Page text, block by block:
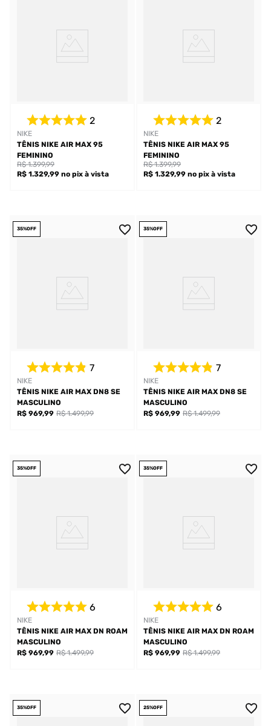
NIKE
2
TÊNIS NIKE AIR MAX 95
FEMININO
R$ 1.329,99 no pix à vista
R$ 1.399,99
NIKE
2
TÊNIS NIKE AIR MAX 95
FEMININO
R$ 1.329,99 no pix à vista
R$ 1.399,99
35%OFF
NIKE
7
TÊNIS NIKE AIR MAX DN8 SE
MASCULINO
R$ 969,99 R$ 1.499,99
35%OFF
NIKE
7
TÊNIS NIKE AIR MAX DN8 SE
MASCULINO
R$ 969,99 R$ 1.499,99
35%OFF
NIKE
6
TÊNIS NIKE AIR MAX DN ROAM
MASCULINO
R$ 969,99 R$ 1.499,99
35%OFF
NIKE
6
TÊNIS NIKE AIR MAX DN ROAM
MASCULINO
R$ 969,99 R$ 1.499,99
35%OFF 25%OFF